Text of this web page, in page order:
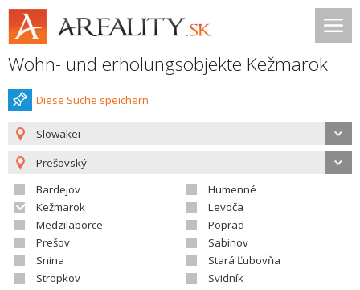
Wohn- und erholungsobjekte Kežmarok
Diese Suche speichern
Slowakei
Prešovský
Bardejov
Humenné
Kežmarok
Levoča
Medzilaborce
Poprad
Prešov
Sabinov
Snina
Stará Ľubovňa
Stropkov
Svidník